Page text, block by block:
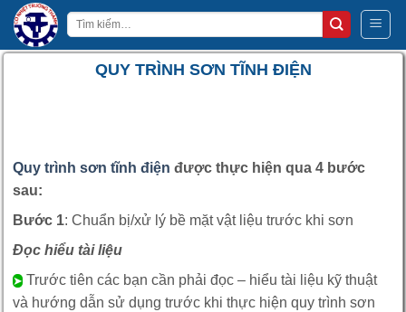
Bỏ
qua
nội
Tìm
kiếm:
QUY TRÌNH SƠN TĨNH ĐIỆN
Quy trình sơn tĩnh điện được thực hiện qua 4 bước
sau:
Bước 1: Chuẩn bị/xử lý bề mặt vật liệu trước khi sơn
Đọc hiểu tài liệu
➤ Trước tiên các bạn cần phải đọc – hiểu tài liệu kỹ thuật
và hướng dẫn sử dụng trước khi thực hiện quy trình sơn